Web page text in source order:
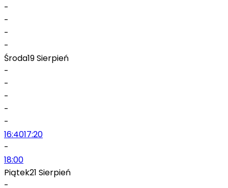
-
-
-
-
Środa19 Sierpień
-
-
-
-
-
16:4017:20
-
18:00
Piątek21 Sierpień
-